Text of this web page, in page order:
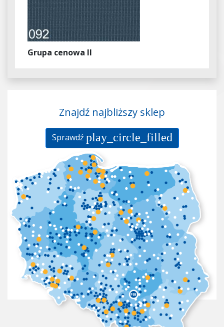
Grupa cenowa II
Znajdź najbliższy sklep
Sprawdź play_circle_filled